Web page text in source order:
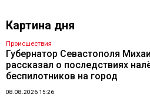
Картина дня
Происшествия
Губернатор Севастополя
рассказал о последствиях
беспилотников на город
08.08.2026 15:26